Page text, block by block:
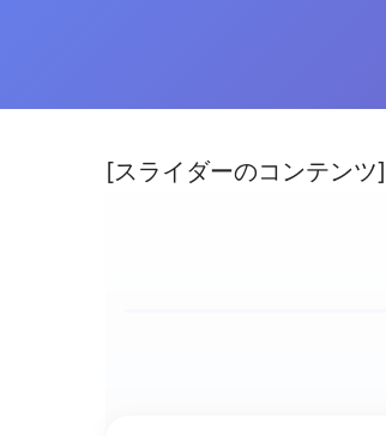
[スライダーのコンテンツ]